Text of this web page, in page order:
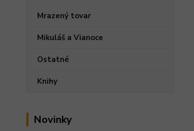
Mrazený tovar
Mikuláš a Vianoce
Ostatné
Knihy
Novinky